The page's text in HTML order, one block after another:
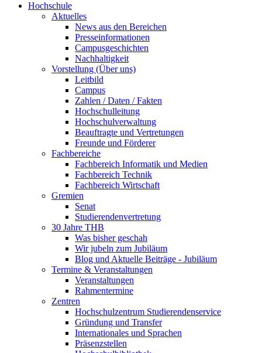
Hochschule
Aktuelles
News aus den Bereichen
Presseinformationen
Campusgeschichten
Nachhaltigkeit
Vorstellung (Über uns)
Leitbild
Campus
Zahlen / Daten / Fakten
Hochschulleitung
Hochschulverwaltung
Beauftragte und Vertretungen
Freunde und Förderer
Fachbereiche
Fachbereich Informatik und Medien
Fachbereich Technik
Fachbereich Wirtschaft
Gremien
Senat
Studierendenvertretung
30 Jahre THB
Was bisher geschah
Wir jubeln zum Jubiläum
Blog und Aktuelle Beiträge - Jubiläum
Termine & Veranstaltungen
Veranstaltungen
Rahmentermine
Zentren
Hochschulzentrum Studierendenservice
Gründung und Transfer
Internationales und Sprachen
Präsenzstellen